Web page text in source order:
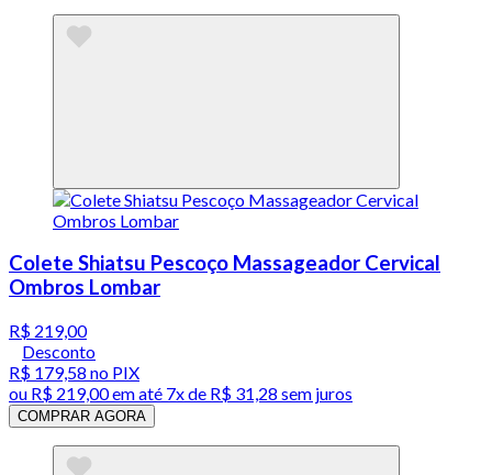
Colete Shiatsu Pescoço Massageador Cervical
Ombros Lombar
R$ 219,00
Desconto
R$ 179,58 no PIX
ou R$ 219,00em até 7x de R$ 31,28 sem juros
COMPRAR AGORA